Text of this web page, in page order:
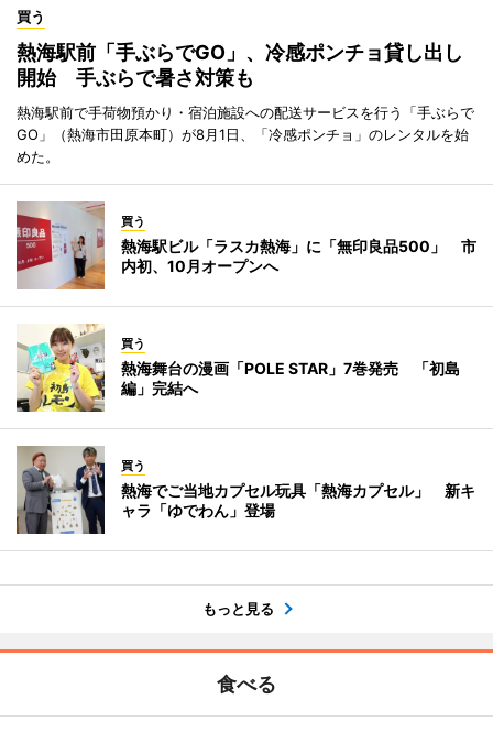
買う
熱海駅前「手ぶらでGO」、冷感ポンチョ貸し出し
開始 手ぶらで暑さ対策も
熱海駅前で手荷物預かり・宿泊施設への配送サービスを行う「手ぶらで
GO」（熱海市田原本町）が8月1日、「冷感ポンチョ」のレンタルを始
めた。
買う
熱海駅ビル「ラスカ熱海」に「無印良品500」 市
内初、10月オープンへ
買う
熱海舞台の漫画「POLE STAR」7巻発売 「初島
編」完結へ
買う
熱海でご当地カプセル玩具「熱海カプセル」 新キ
ャラ「ゆでわん」登場
もっと見る
食べる